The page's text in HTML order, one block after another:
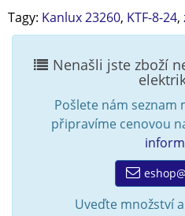
Tagy: Kanlux 23260, KTF-8-24,
Nenašli jste zboží
Pošlete nám seznam
připravíme cenovou
Uveďte množství